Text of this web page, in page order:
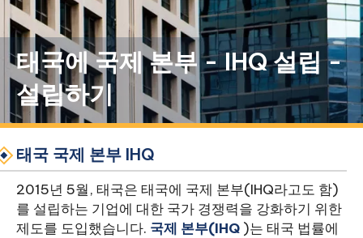
태국에 국제 본부 - IHQ 설립 -
설립하기
태국 국제 본부 IHQ
2015년 5월, 태국은 태국에 국제 본부(IHQ라고도 함)
를 설립하는 기업에 대한 국가 경쟁력을 강화하기 위한
제도를 도입했습니다. 국제 본부(IHQ )는 태국 법률에